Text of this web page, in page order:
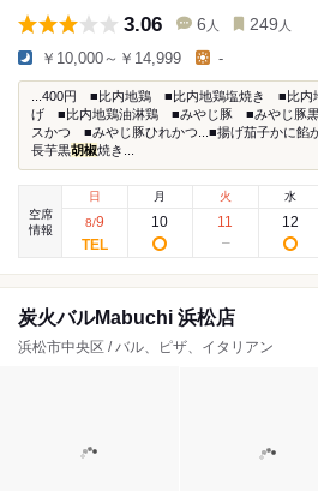
3.06 6 人 249 人
￥10,000～￥14,999 -
...400円 ■比内地鶏 ■比内地鶏塩焼き ■比内
げ ■比内地鶏油淋鶏 ■みやじ豚 ■みやじ豚
スかつ ■みやじ豚ひれかつ...■揚げ茄子かに
長芋黒胡椒焼き...
空席
情報
日
8/9
月
10
火
11
水
12
炭火バルMabuchi 浜松店
浜松市中央区 / バル、ピザ、イタリアン